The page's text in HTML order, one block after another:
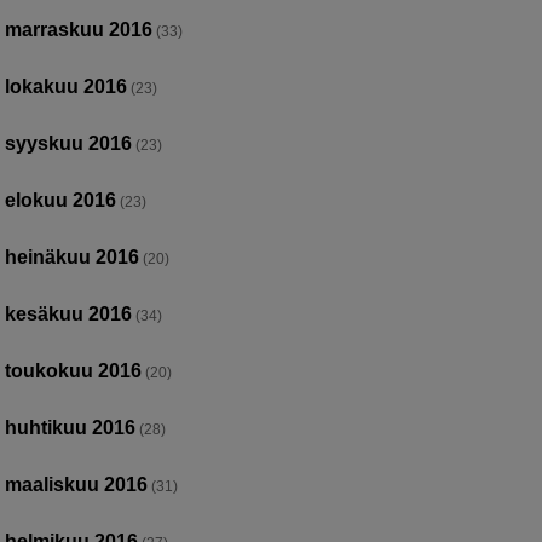
marraskuu 2016 (33)
lokakuu 2016 (23)
syyskuu 2016 (23)
elokuu 2016 (23)
heinäkuu 2016 (20)
kesäkuu 2016 (34)
toukokuu 2016 (20)
huhtikuu 2016 (28)
maaliskuu 2016 (31)